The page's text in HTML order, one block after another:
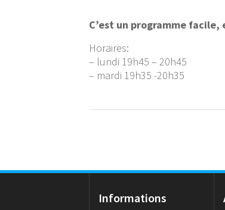
C’est un programme
Horaires:
– lundi 19h45 – 20h45
– mardi 19h35 -20h35
Informations